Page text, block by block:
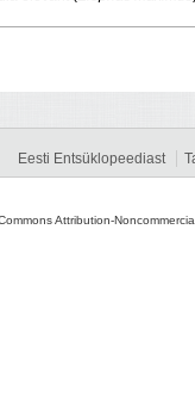
Eesti Entsüklopeediast
Attribution-